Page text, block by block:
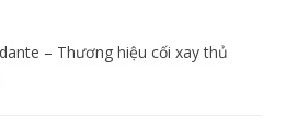
– Thương hiệu cối xay thủ